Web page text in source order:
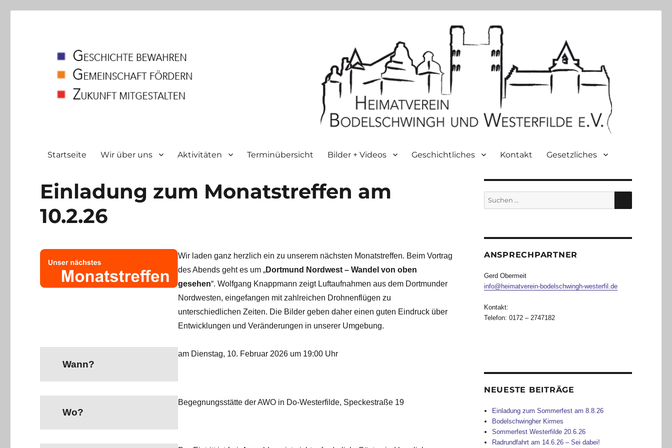
Startseite Wir über uns Aktivitäten Terminübersicht Bilder + Videos Geschichtliches Kontakt Gesetzliches
Einladung zum Monatstreffen am
10.2.26
Wir laden ganz herzlich ein zu unserem nächsten Monatstreffen. Beim Vortrag
des Abends geht es um „Dortmund Nordwest – Wandel von oben
gesehen“. Wolfgang Knappmann zeigt Luftaufnahmen aus dem Dortmunder
Nordwesten, eingefangen mit zahlreichen Drohnenflügen zu
unterschiedlichen Zeiten. Die Bilder geben daher einen guten Eindruck über
Entwicklungen und Veränderungen in unserer Umgebung.
Wann?
am Dienstag, 10. Februar 2026 um 19:00 Uhr
Wo?
Begegnungsstätte der AWO in Do-Westerfilde, Speckestraße 19
Suche
nach:
SUCHEN
ANSPRECHPARTNER
Gerd Obermeit
info@heimatverein-bodelschwingh-westerfil.de
Kontakt:
Telefon: 0172 – 2747182
NEUESTE BEITRÄGE
Einladung zum Sommerfest am 8.8.26
Bodelschwingher Kirmes
Sommerfest Westerfilde 20.6.26
Radrundfahrt am 14.6.26 – Sei dabei!